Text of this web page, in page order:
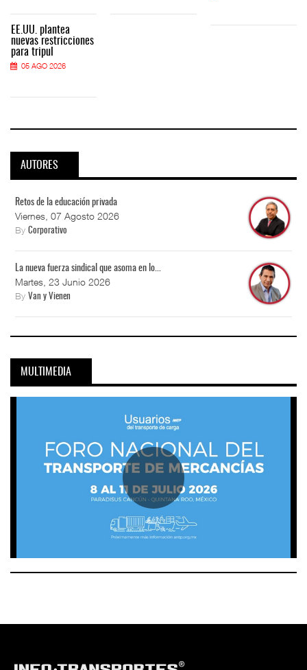
EE.UU. plantea
nuevas restricciones
para tripul
05 AGO 2026
AUTORES
Retos de la educación privada
Viernes, 07 Agosto 2026
By Corporativo
La nueva fuerza sindical que asoma en lo...
Martes, 23 Junio 2026
By Van y Vienen
MULTIMEDIA